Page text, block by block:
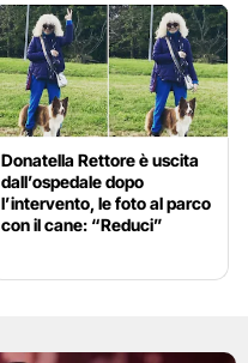
Donatella Rettore è uscita
dall’ospedale dopo
l’intervento, le foto al parco
con il cane: “Reduci”